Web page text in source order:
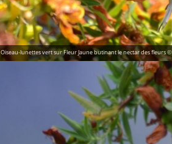
Oiseau-lunettes vert sur Fleur Jaune butinant le nectar des fleurs